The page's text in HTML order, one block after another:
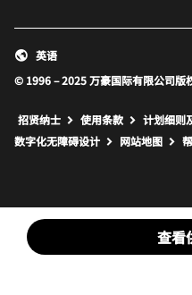
查看
© 1996 – 2025 万豪国际有限公司版
英语
招贤纳士 使用条款 计划细则
数字化无障碍设计
网站地图